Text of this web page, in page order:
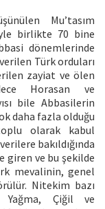
Mu’tasım
birlikte 70 bine
dönemlerinde
Türk orduları
zayiat ve ölen
Horasan ve
bile Abbasilerin
daha fazla olduğu
olarak kabul
bakıldığında
giren ve bu şekilde
mevalinin, genel
Nitekim bazı
Yağma, Çiğil ve